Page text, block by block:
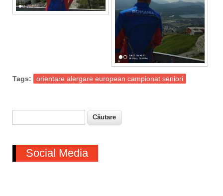
Tags: orientare alergare european campionat seniori
Formular de căutare
Social Media